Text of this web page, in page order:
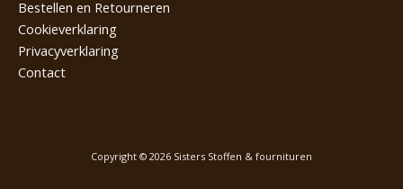
Bestellen en Retourneren
Cookieverklaring
Privacyverklaring
Contact
Copyright © 2026 Sisters Stoffen & fournituren